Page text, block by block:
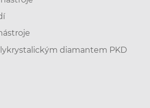
diamantem PKD